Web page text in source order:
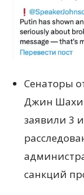
Сенаторы
Джин
заявили 3
санкций